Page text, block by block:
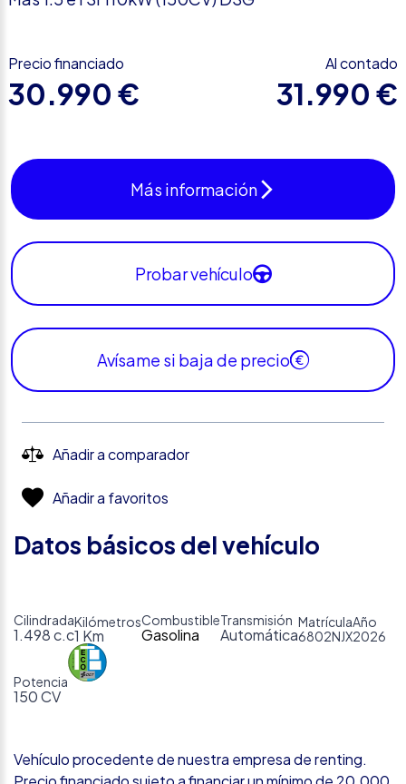
Precio financiado
30.990 €
Al contado
31.990 €
Más información
Probar vehículo
Avísame si baja de precio
Añadir a comparador
Añadir a favoritos
Datos básicos del vehículo
Cilindrada
1.498 c.c
Kilómetros
1 Km
Combustible
Gasolina
Transmisión
Automática
Matrícula
6802NJX
Año
2026
Potencia
150 CV
Vehículo procedente de nuestra empresa de renting.